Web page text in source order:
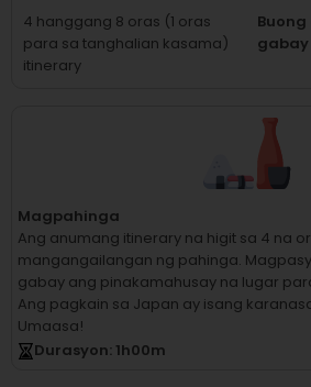
4 hanggang 8 oras (1 oras
para sa tanghalian kasama)
itinerary
gabay
Magpahinga
Ang anumang itinerary na higit sa 4 na
mangangailangan ng pahinga.
gabay ang pinakamahusay na lugar
Ang pagkain sa Japan ay isang
Umaasa!
Durasyon: 1h00m